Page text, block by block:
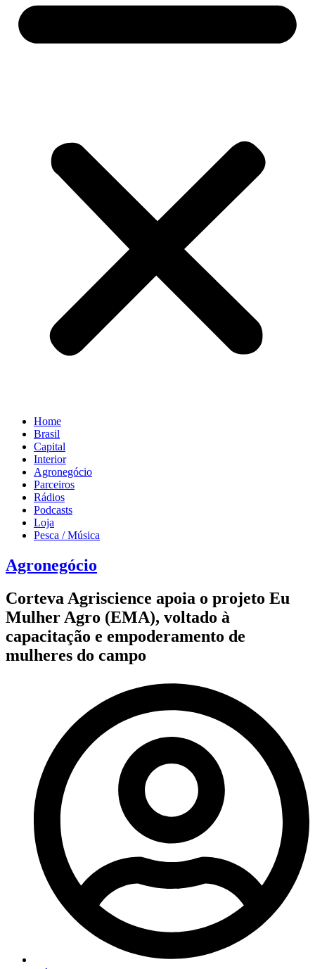
Home
Brasil
Capital
Interior
Agronegócio
Parceiros
Rádios
Podcasts
Loja
Pesca / Música
Agronegócio
Corteva Agriscience apoia o projeto Eu
Mulher Agro (EMA), voltado à
capacitação e empoderamento de
mulheres do campo